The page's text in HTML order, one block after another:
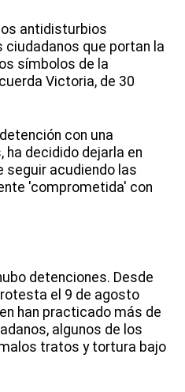
antidisturbios
que portan la
símbolos de la
Victoria, de 30
con una
ha decidido dejarla en
seguir acudiendo las
'comprometida' con
detenciones. Desde
el 9 de agosto
han practicado más de
algunos de los
tratos y tortura bajo